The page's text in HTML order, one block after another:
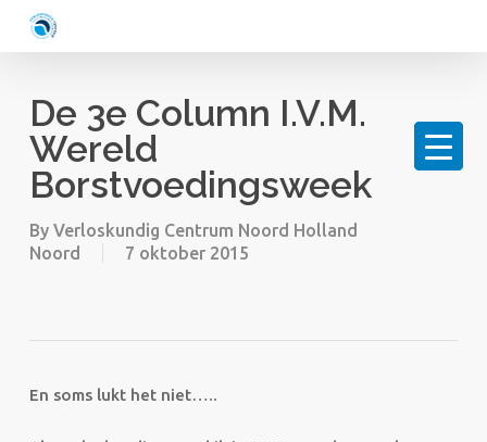
main
De 3e Column I.v.m.
Wereld
Borstvoedingsweek
By Verloskundig Centrum Noord Holland
Noord
7 oktober 2015
En soms lukt het niet…..